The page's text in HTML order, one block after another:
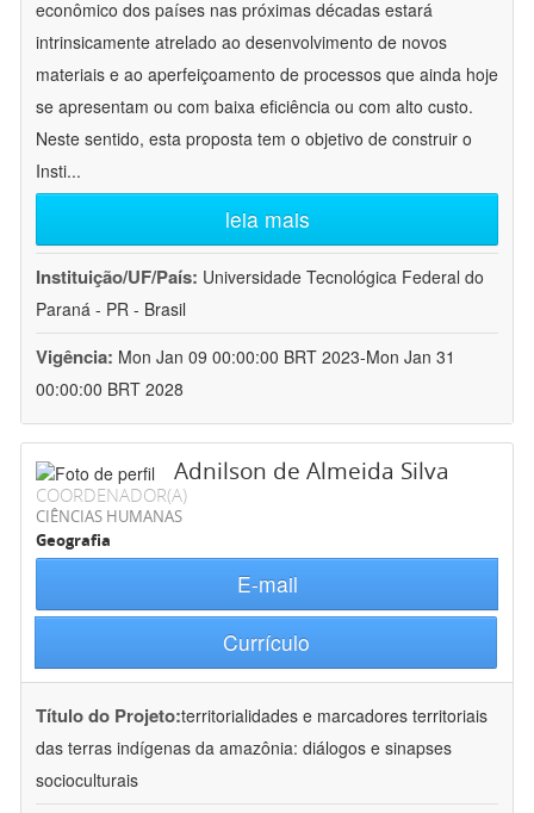
econômico dos países nas próximas décadas estará
intrinsicamente atrelado ao desenvolvimento de novos
materiais e ao aperfeiçoamento de processos que ainda hoje
se apresentam ou com baixa eficiência ou com alto custo.
Neste sentido, esta proposta tem o objetivo de construir o
Insti...
leia mais
Instituição/UF/País: Universidade Tecnológica Federal do
Paraná - PR - Brasil
Vigência: Mon Jan 09 00:00:00 BRT 2023-Mon Jan 31
00:00:00 BRT 2028
Adnilson de Almeida Silva
COORDENADOR(A)
CIÊNCIAS HUMANAS
Geografia
E-mail
Currículo
Título do Projeto:territorialidades e marcadores territoriais
das terras indígenas da amazônia: diálogos e sinapses
socioculturais